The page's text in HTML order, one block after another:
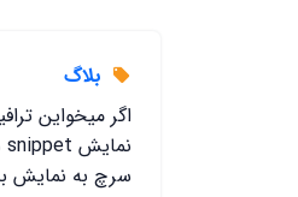
بلاگ
اگر میخواین
سرچ به نمایش